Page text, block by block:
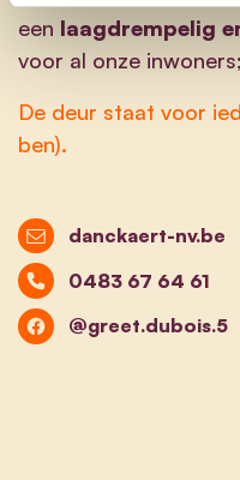
een laagdrempelig
voor al onze inwoners;
De deur staat voor
ben).
danckaert-nv.be
0483 67 64 61
@greet.dubois.5